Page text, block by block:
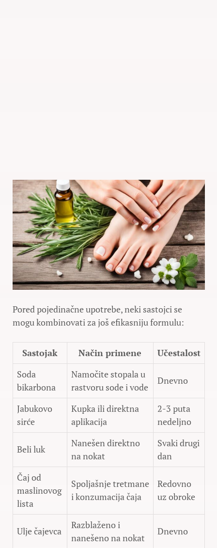
Pored pojedinačne upotrebe, neki sastojci se
mogu kombinovati za još efikasniju formulu:
Sastojak Način primene
Učestalost
Soda
bikarbona
Namočite stopala u
rastvoru sode i vode
Dnevno
Jabukovo
sirće
Kupka ili direktna
aplikacija
2-3 puta
nedeljno
Beli luk
Nanešen direktno
na nokat
Svaki drugi
dan
Čaj od
maslinovog
lista
Spoljašnje tretmane
i konzumacija čaja
Redovno
uz obroke
Ulje čajevca
Razblaženo i
nanešeno na nokat
Dnevno